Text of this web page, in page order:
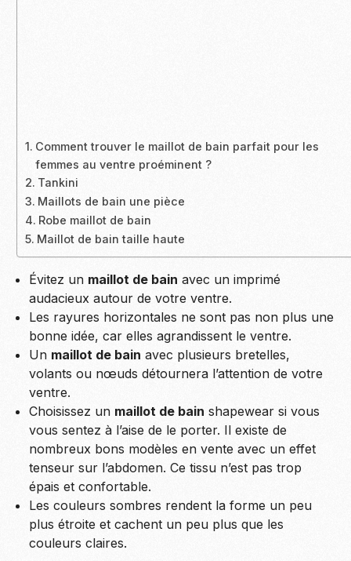
Comment trouver le maillot de bain parfait pour les
femmes au ventre proéminent ?
Tankini
Maillots de bain une pièce
Robe maillot de bain
Maillot de bain taille haute
Évitez un maillot de bain avec un imprimé
audacieux autour de votre ventre.
Les rayures horizontales ne sont pas non plus une
bonne idée, car elles agrandissent le ventre.
Un maillot de bain avec plusieurs bretelles,
volants ou nœuds détournera l’attention de votre
ventre.
Choisissez un maillot de bain shapewear si vous
vous sentez à l’aise de le porter. Il existe de
nombreux bons modèles en vente avec un effet
tenseur sur l’abdomen. Ce tissu n’est pas trop
épais et confortable.
Les couleurs sombres rendent la forme un peu
plus étroite et cachent un peu plus que les
couleurs claires.